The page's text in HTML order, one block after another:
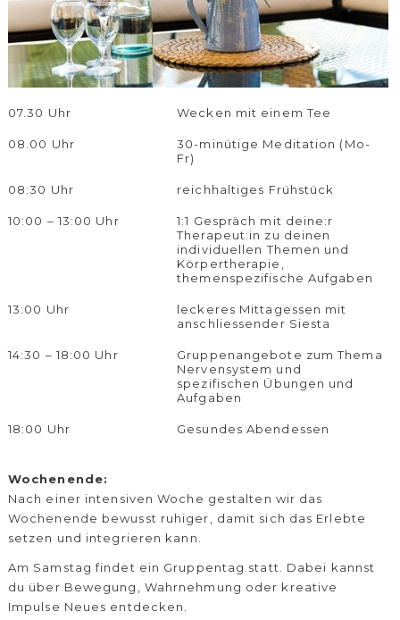
07.30 Uhr Wecken mit einem Tee
08.00 Uhr
30-minütige Meditation (Mo-
Fr)
08:30 Uhr reichhaltiges Frühstück
10:00 – 13:00 Uhr
1:1 Gespräch mit deine:r
Therapeut:in zu deinen
individuellen Themen und
Körpertherapie,
themenspezifische Aufgaben
13:00 Uhr
leckeres Mittagessen mit
anschliessender Siesta
14:30 – 18:00 Uhr
Gruppenangebote zum Thema
Nervensystem und
spezifischen Übungen und
Aufgaben
18:00 Uhr Gesundes Abendessen
Wochenende:
Nach einer intensiven Woche gestalten wir das
Wochenende bewusst ruhiger, damit sich das Erlebte
setzen und integrieren kann.
Am Samstag findet ein Gruppentag statt. Dabei kannst
du über Bewegung, Wahrnehmung oder kreative
Impulse Neues entdecken.